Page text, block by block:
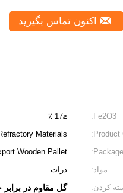
اکنون تماس بگیرید
Fe2O3: ≤17 ٪
Product
Materials
Package:
Wooden Pallet
مواد:
ذرات
کردن:
گل مقاوم در برابر